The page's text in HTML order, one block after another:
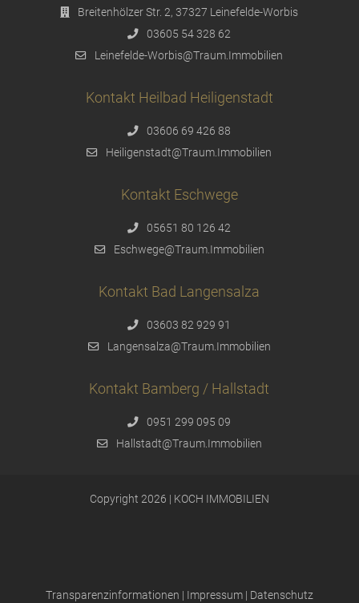
Breitenhölzer Str. 2, 37327 Leinefelde-Worbis
03605 54 328 62
Leinefelde-Worbis@Traum.Immobilien
Kontakt Heilbad Heiligenstadt
03606 69 426 88
Heiligenstadt@Traum.Immobilien
Kontakt Eschwege
05651 80 126 42
Eschwege@Traum.Immobilien
Kontakt Bad Langensalza
03603 82 929 91
Langensalza@Traum.Immobilien
Kontakt Bamberg / Hallstadt
0951 299 095 09
Hallstadt@Traum.Immobilien
Copyright 2026 | KOCH IMMOBILIEN
Transparenzinformationen | Impressum | Datenschutz